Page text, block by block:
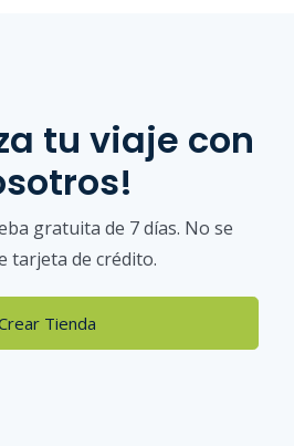
tu viaje con
gratuita de 7 días. No se
tarjeta de crédito.
Tienda